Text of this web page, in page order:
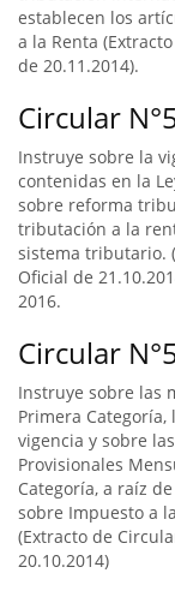
establecen los
a la Renta
de 20.11.2014).
Circular
Instruye sobre la
contenidas en la
sobre reforma
tributación a la
sistema tributario.
Oficial de
2016.
Circular
Instruye sobre las
Primera
vigencia y sobre
Provisionales
Categoría, a raíz
sobre Impuesto a
(Extracto de
20.10.2014)